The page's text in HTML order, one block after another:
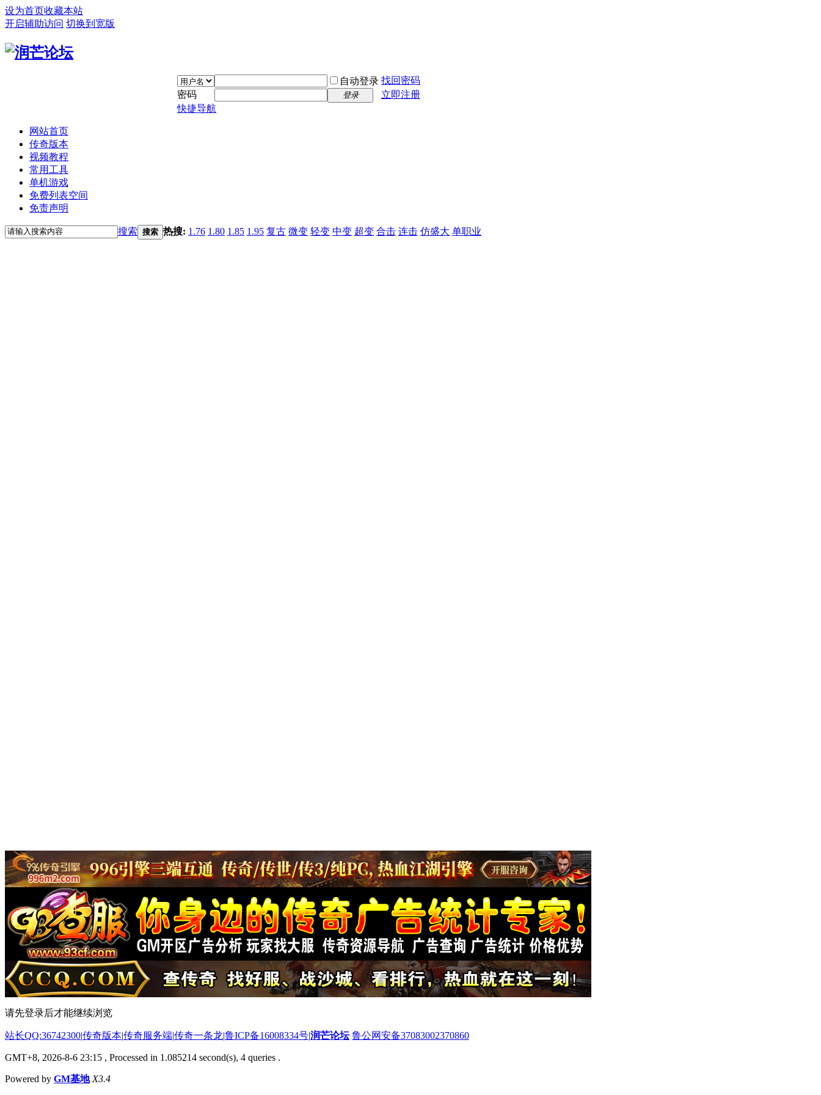
设为首页收藏本站
开启辅助访问 切换到宽版
自动登录 找回密码
密码
登录
立即注册
快捷导航
网站首页
传奇版本
视频教程
常用工具
单机游戏
免费列表空间
免责声明
搜索 搜索 热搜: 1.76 1.80 1.85 1.95 复古 微变 轻变 中变 超变 合击 连击 仿盛大 单职业
请先登录后才能继续浏览
站长QQ:36742300|传奇版本|传奇服务端|传奇一条龙|鲁ICP备16008334号|润芒论坛 鲁公网安备37083002370860
GMT+8, 2026-8-6 23:15 , Processed in 1.085214 second(s), 4 queries .
Powered by GM基地 X3.4